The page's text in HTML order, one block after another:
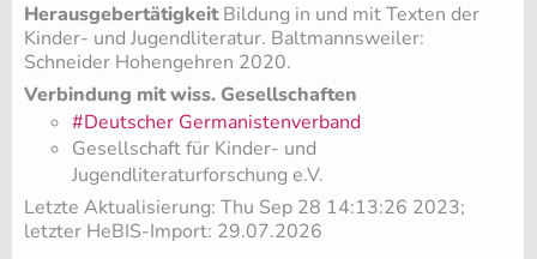
HerausgebertätigkeitBildung in und mit Texten der
Kinder- und Jugendliteratur. Baltmannsweiler:
Schneider Hohengehren 2020.
Verbindung mit wiss. Gesellschaften
#Deutscher Germanistenverband
Gesellschaft für Kinder- und
Jugendliteraturforschung e.V.
Letzte Aktualisierung: Thu Sep 28 14:13:26 2023;
letzter HeBIS-Import: 29.07.2026